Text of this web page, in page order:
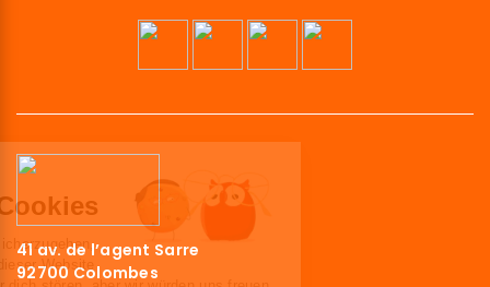
41 av. de l’agent Sarre
92700 Colombes
Hallo!
Wir sind die Cookies
Wir haben gewartet, um sicherzugehen,
dass du an den Inhalten dieser Website